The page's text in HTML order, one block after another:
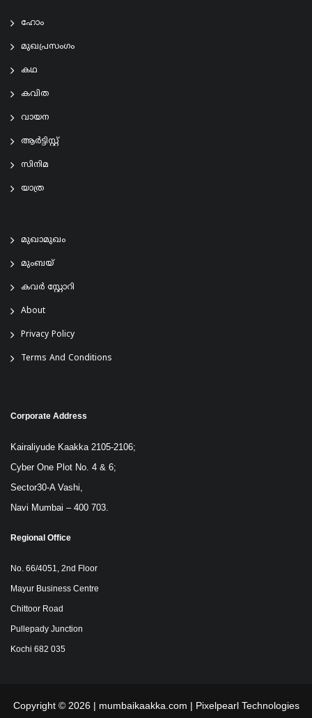
ഹോം
മുഖപ്രസംഗം
കഥ
കവിത
വായന
ആര്‍ട്ടിസ്റ്റ്
സിനിമ
യാത്ര
മുഖാമുഖം
മുംബയ്
കവർ സ്റ്റോറി
About
Privacy Policy
Terms And Conditions
Corporate Address
Kairaliyude Kaakka 2105-2106;
Cyber One Plot No. 4 & 6;
Sector30-A Vashi,
Navi Mumbai – 400 703.
Regional Office
No. 66/4051, 2nd Floor
Mayur Business Centre
Chittoor Road
Pullepady Junction
Kochi 682 035
Copyright © 2026 | mumbaikaakka.com | Pixelpearl Technologies